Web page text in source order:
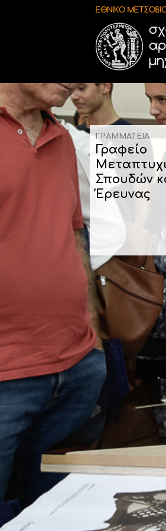
Παράκαμψη προς το κυρίως περιεχόμενο
ΓΡΑΜΜΑΤΕΙΑ
Γραφείο
Σπουδών
Έρευνας